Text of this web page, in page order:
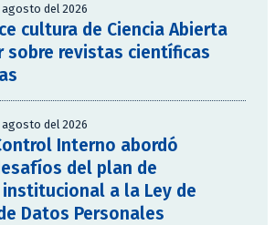
agosto del 2026
cultura de Ciencia Abierta
sobre revistas científicas
agosto del 2026
Interno abordó
del plan de
a la Ley de
Datos Personales